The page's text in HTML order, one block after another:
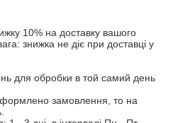
10% на доставку вашого
знижка не діє при доставці у
для обробки в той самий день
замовлення, то на